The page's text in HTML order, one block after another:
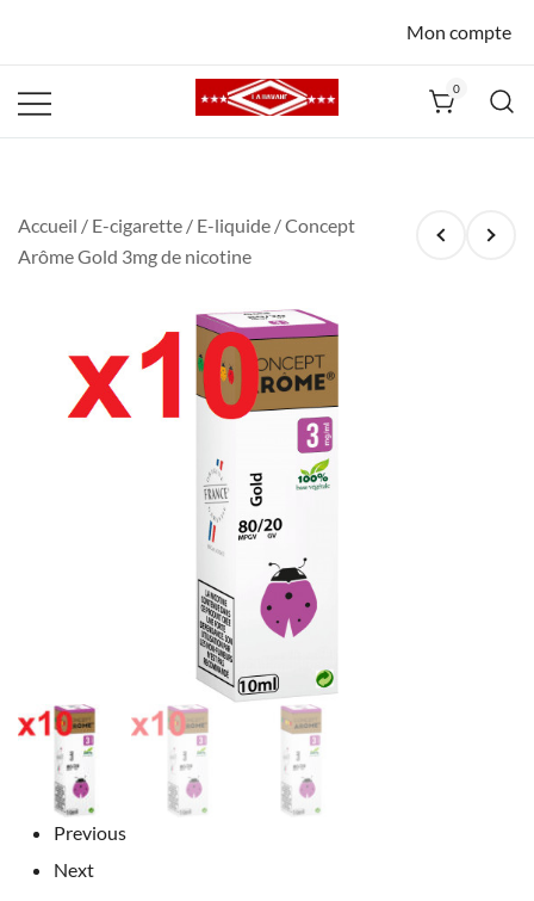
Mon compte
0
Accueil / E-cigarette / E-liquide / Concept
Arôme Gold 3mg de nicotine
Previous
Next